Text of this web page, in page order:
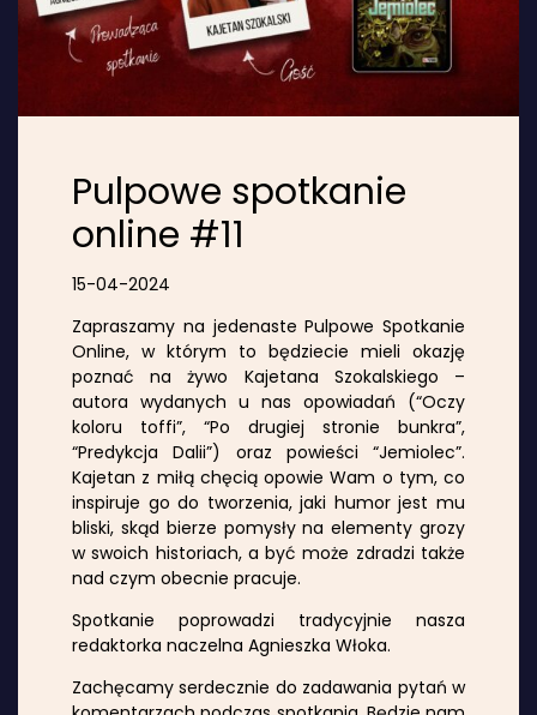
Pulpowe spotkanie
online #11
15-04-2024
Zapraszamy na jedenaste Pulpowe Spotkanie
Online, w którym to będziecie mieli okazję
poznać na żywo Kajetana Szokalskiego –
autora wydanych u nas opowiadań (“Oczy
koloru toffi”, “Po drugiej stronie bunkra”,
“Predykcja Dalii”) oraz powieści “Jemiolec”.
Kajetan z miłą chęcią opowie Wam o tym, co
inspiruje go do tworzenia, jaki humor jest mu
bliski, skąd bierze pomysły na elementy grozy
w swoich historiach, a być może zdradzi także
nad czym obecnie pracuje.
Spotkanie poprowadzi tradycyjnie nasza
redaktorka naczelna Agnieszka Włoka.
Zachęcamy serdecznie do zadawania pytań w